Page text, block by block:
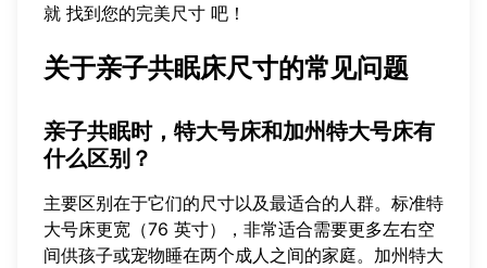
就 找到您的完美尺寸 吧！
关于亲子共眠床尺寸的常见问题
亲子共眠时，特大号床和加州特大号床有
什么区别？
主要区别在于它们的尺寸以及最适合的人群。标准特
大号床更宽（76 英寸），非常适合需要更多左右空
间供孩子或宠物睡在两个成人之间的家庭。加州特大